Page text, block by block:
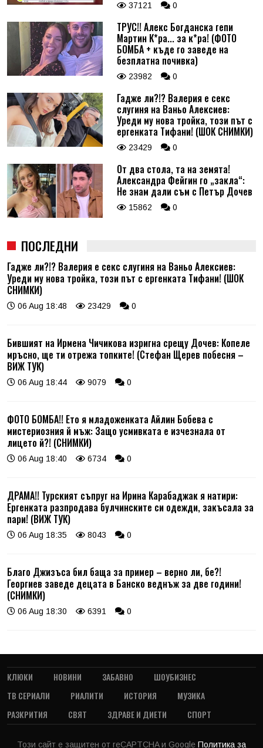
37121 0
ТРУС!! Алекс Богданска гепи
Мартин К*ра... за к*ра! (ФОТО
БОМБА + къде го заведе на
безплатна почивка)
23982 0
Гадже ли?!? Валерия е секс
слугиня на Ваньо Алексиев:
Уреди му нова тройка, този път с
ергенката Тифани! (ШОК СНИМКИ)
23429 0
От два стола, та на земята!
Александра Фейгин го „закла“:
Не знам дали съм с Петър Дочев
15862 0
ПОСЛЕДНИ
Гадже ли?!? Валерия е секс слугиня на Ваньо Алексиев:
Уреди му нова тройка, този път с ергенката Тифани! (ШОК
СНИМКИ)
06 Aug 18:48 23429 0
Бившият на Ирмена Чичикова изригна срещу Дочев: Копеле
мръсно, ще ти отрежа топките! (Стефан Щерев побесня –
ВИЖ ТУК)
06 Aug 18:44 9079 0
ФОТО БОМБА!! Ето я младоженката Айлин Бобева с
мистериозния й мъж: Защо усмивката е изчезнала от
лицето й?! (СНИМКИ)
06 Aug 18:40 6734 0
ДРАМА!! Турският съпруг на Ирина Карабаджак я натири:
Ергенката разпродава булчинските си одежди, закъсала за
пари! (ВИЖ ТУК)
06 Aug 18:35 8043 0
Благо Джизъса бил баща за пример – верно ли, бе?!
Георгиев заведе децата в Банско веднъж за две години!
(СНИМКИ)
06 Aug 18:30 6391 0
КЛЮКИ НОВИНИ ЗАБАВНО
ШОУБИЗНЕС
ТВ СЕРИАЛИ
РИАЛИТИ ИСТОРИЯ
МУЗИКА
РАЗКРИТИЯ
СВЯТ ЗДРАВЕ И ДИЕТИ СПОРТ
Този сайт е защитен от reCAPTCHA и Google Политика за